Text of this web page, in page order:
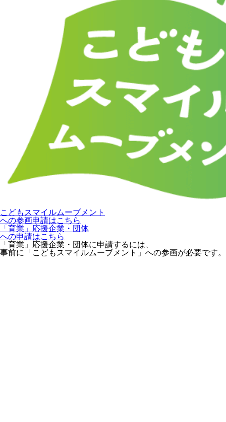
こどもスマイルムーブメント
への参画申請はこちら
「育業」応援企業・団体
への申請はこちら
「育業」応援企業・団体に申請するには、
事前に「こどもスマイルムーブメント」への参画が必要です。